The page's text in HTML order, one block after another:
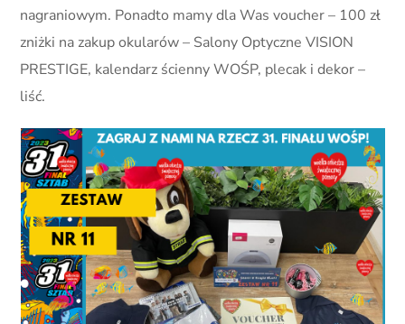
nagraniowym. Ponadto mamy dla Was voucher – 100 zł
zniżki na zakup okularów – Salony Optyczne VISION
PRESTIGE, kalendarz ścienny WOŚP, plecak i dekor –
liść.